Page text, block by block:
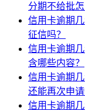
分期不给批怎
信用卡逾期
征信吗？
信用卡逾期
含哪些内容？
信用卡逾期
还能再次申请
信用卡逾期